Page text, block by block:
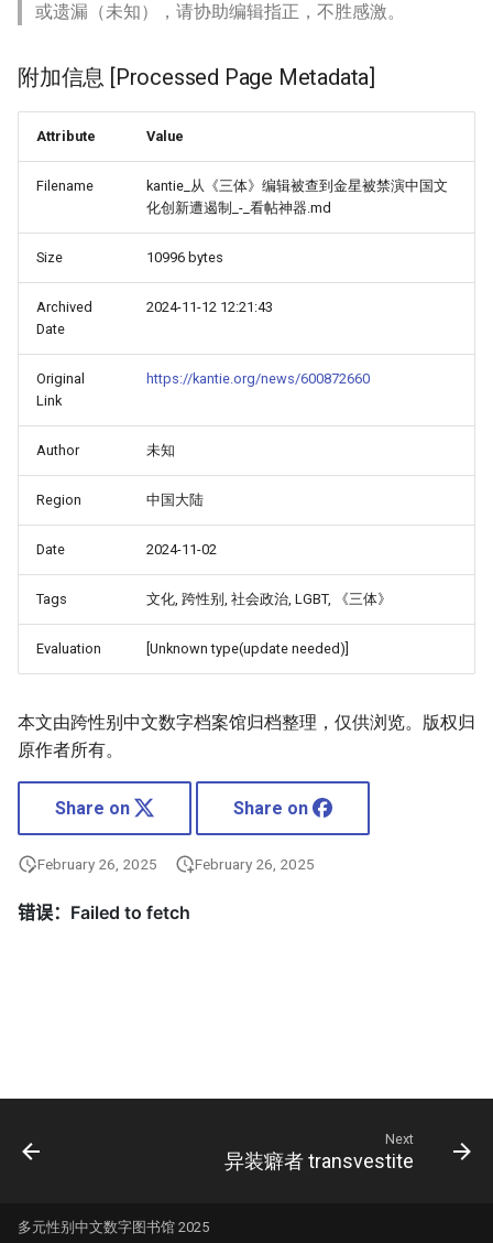
或遗漏（未知），请协助编辑指正，不胜感激。
附加信息 [Processed Page Metadata]
Attribute Value
Filename
kantie_从《三体》编辑被查到金星被禁演中国文
化创新遭遏制_-_看帖神器.md
Size 10996 bytes
Archived
Date
2024-11-12 12:21:43
Original
Link
https://kantie.org/news/600872660
Author 未知
Region 中国大陆
Date 2024-11-02
Tags 文化, 跨性别, 社会政治, LGBT, 《三体》
Evaluation [Unknown type(update needed)]
本文由跨性别中文数字档案馆归档整理，仅供浏览。版权归
原作者所有。
Share on Share on
February 26, 2025 February 26, 2025
Next
异装癖者 transvestite
多元性别中文数字图书馆 2025